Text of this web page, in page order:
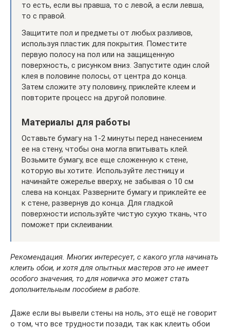
то есть, если вы правша, то с левой, а если левша,
то с правой.
Защитите пол и предметы от любых разливов,
используя пластик для покрытия. Поместите
первую полосу на пол или на защищенную
поверхность, с рисунком вниз. Запустите один слой
клея в половине полосы, от центра до конца.
Затем сложите эту половину, приклейте клеем и
повторите процесс на другой половине.
Материалы для работы
Оставьте бумагу на 1-2 минуты перед нанесением
ее на стену, чтобы она могла впитывать клей.
Возьмите бумагу, все еще сложенную к стене,
которую вы хотите. Используйте лестницу и
начинайте ожерелье вверху, не забывая о 10 см
слева на концах. Разверните бумагу и приклейте ее
к стене, развернув до конца. Для гладкой
поверхности используйте чистую сухую ткань, что
поможет при склеивании.
Рекомендация. Многих интересует, с какого угла начинать
клеить обои, и хотя для опытных мастеров это не имеет
особого значения, то для новичка это может стать
дополнительным пособием в работе.
Даже если вы вывели стены на ноль, это ещё не говорит
о том, что все трудности позади, так как клеить обои